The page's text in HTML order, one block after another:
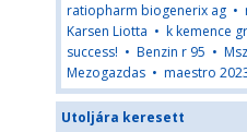
ratiopharm biogenerix ag •
Karsen Liotta • k kemence
success! • Benzin r 95 •
Mezogazdas • maestro
Utoljára keresett